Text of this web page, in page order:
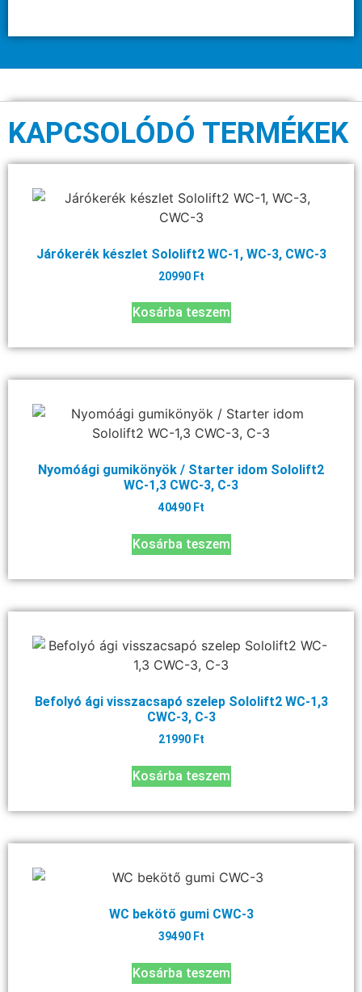
KAPCSOLÓDÓ TERMÉKEK
Járókerék készlet Sololift2 WC-1, WC-3, CWC-3
20990 Ft
Kosárba teszem
Nyomóági gumikönyök / Starter idom Sololift2
WC-1,3 CWC-3, C-3
40490 Ft
Kosárba teszem
Befolyó ági visszacsapó szelep Sololift2 WC-1,3
CWC-3, C-3
21990 Ft
Kosárba teszem
WC bekötő gumi CWC-3
39490 Ft
Kosárba teszem